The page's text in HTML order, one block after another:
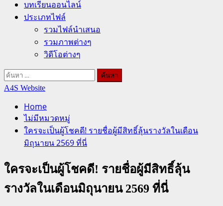
บทเรียนออนไลน์
ประเภทไฟล์
รวมไฟล์นำเสนอ
รวมภาพต่างๆ
วิดีโอต่างๆ
ค้นหา
สำหรับ:
A4S Website
Home
ไม่มีหมวดหมู่
ใครจะเป็นผู้โชคดี! รายชื่อผู้มีสิทธิ์ลุ้นรางวัลในเดือน
มิถุนายน 2569 ที่นี่
ใครจะเป็นผู้โชคดี! รายชื่อผู้มีสิทธิ์ลุ้น
รางวัลในเดือนมิถุนายน 2569 ที่นี่